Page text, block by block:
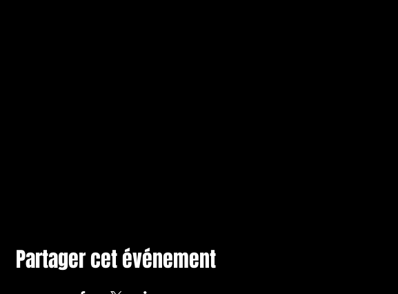
Partager cet événement